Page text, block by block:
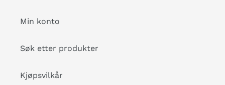
Min konto
Søk etter produkter
Kjøpsvilkår